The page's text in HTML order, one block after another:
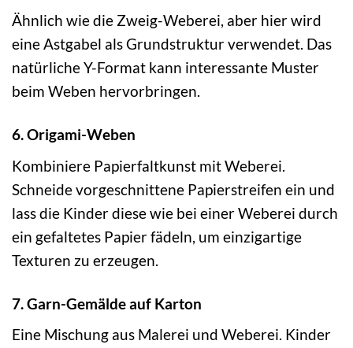
Ähnlich wie die Zweig-Weberei, aber hier wird
eine Astgabel als Grundstruktur verwendet. Das
natürliche Y-Format kann interessante Muster
beim Weben hervorbringen.
6. Origami-Weben
Kombiniere Papierfaltkunst mit Weberei.
Schneide vorgeschnittene Papierstreifen ein und
lass die Kinder diese wie bei einer Weberei durch
ein gefaltetes Papier fädeln, um einzigartige
Texturen zu erzeugen.
7. Garn-Gemälde auf Karton
Eine Mischung aus Malerei und Weberei. Kinder